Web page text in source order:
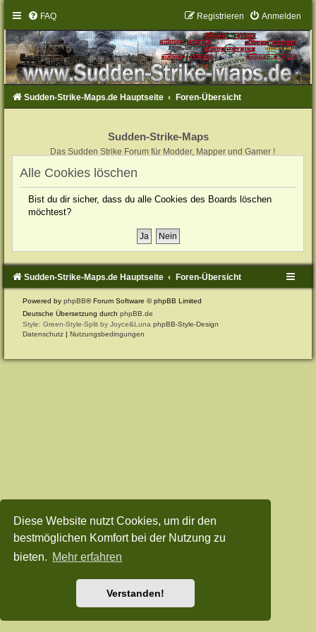
Diese Website nutzt Cookies, um dir den
bestmöglichen Komfort bei der Nutzung zu
bieten. Mehr erfahren
Verstanden!
FAQ Anmelden
Registrieren
Sudden-Strike-Maps.de Hauptseite Foren-Übersicht
Sudden-Strike-Maps
Das Sudden Strike Forum für Modder, Mapper und Gamer !
Alle Cookies löschen
Bist du dir sicher, dass du alle Cookies des Boards löschen
möchtest?
Sudden-Strike-Maps.de Hauptseite Foren-Übersicht
Powered byphpBB® Forum Software © phpBB Limited
Deutsche Übersetzung durchphpBB.de
Style: Green-Style-Split by Joyce&LunaphpBB-Style-Design
Datenschutz |Nutzungsbedingungen